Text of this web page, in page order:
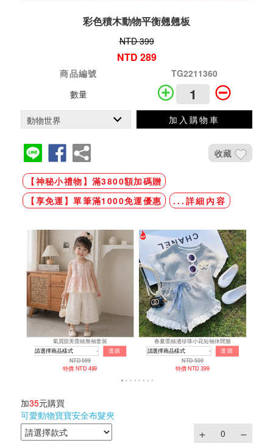
彩色積木動物平衡翹翹板
NTD 399
NTD 289
商品編號
TG2211360
數量
加入購物車
收藏
【神秘小禮物】滿3800額加碼贈
【享免運】單筆滿1000免運優惠
...詳細內容
加35元購買
可愛動物寶寶安全布髮夾